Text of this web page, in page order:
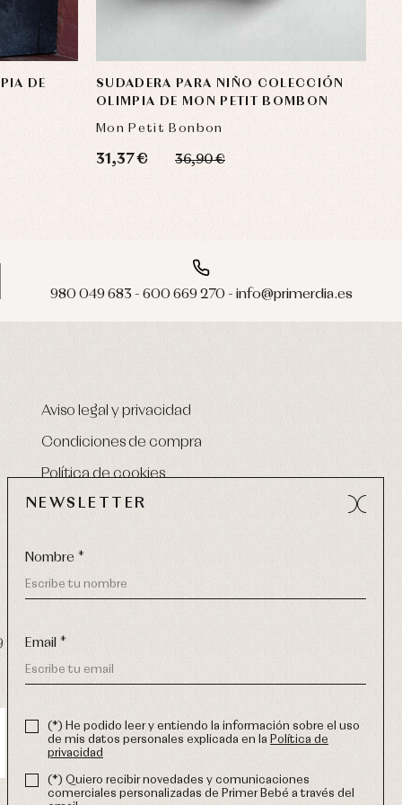
DE
SUDADERA PARA NIÑO COLECCIÓN
OLIMPIA DE MON PETIT BOMBON
Mon Petit Bonbon
31,37 € 36,90 €
980 049 683 - 600 669 270 - info@primerdia.es
Aviso legal y privacidad
Condiciones de compra
Política de cookies
270-email:
NEWSLETTER
Nombre *
Email *
(*) He podido leer y entiendo la información sobre el uso
de mis datos personales explicada en la Política de
privacidad
(*) Quiero recibir novedades y comunicaciones
comerciales personalizadas de Primer Bebé a través del